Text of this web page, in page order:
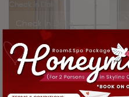
Check Out Date